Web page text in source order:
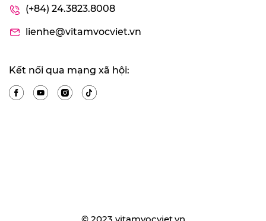
(+84) 24.3823.8008
lienhe@vitamvocviet.vn
Kết nối qua mạng xã hội: